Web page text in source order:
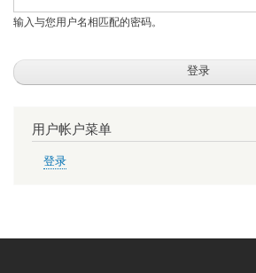
输入与您用户名相匹配的密码。
用户帐户菜单
登录